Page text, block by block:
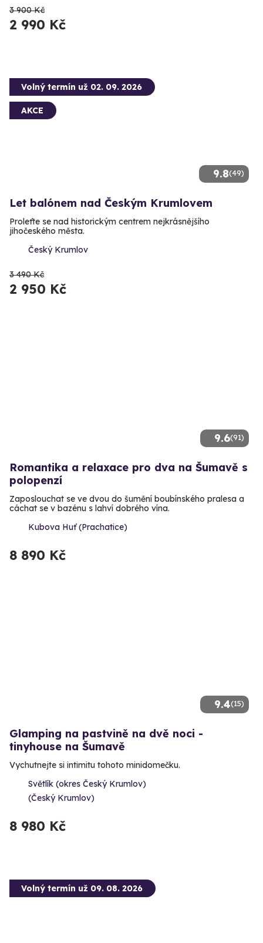
3 900 Kč
2 990 Kč
9.8(49)
Volný termín už 02. 09. 2026
AKCE
Let balónem nad Českým Krumlovem
Proleťte se nad historickým centrem nejkrásnějšího
jihočeského města.
Český Krumlov
3 490 Kč
2 950 Kč
9.6(91)
Romantika a relaxace pro dva na Šumavě s
polopenzí
Zaposlouchat se ve dvou do šumění boubínského pralesa a
cáchat se v bazénu s lahví dobrého vína.
Kubova Huť (Prachatice)
8 890 Kč
9.4(15)
Glamping na pastvině na dvě noci -
tinyhouse na Šumavě
Vychutnejte si intimitu tohoto minidomečku.
Světlík (okres Český Krumlov)
(Český Krumlov)
8 980 Kč
Volný termín už 09. 08. 2026